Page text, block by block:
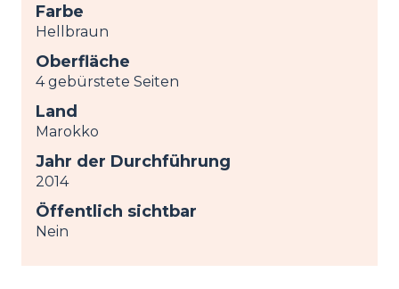
Farbe
Hellbraun
Oberfläche
4 gebürstete Seiten
Land
Marokko
Jahr der Durchführung
2014
Öffentlich sichtbar
Nein